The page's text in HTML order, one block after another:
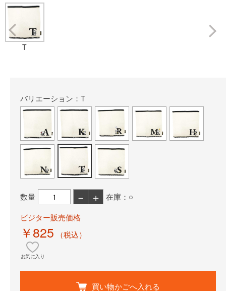
T
Prev
バリエーション：T
数量 － ＋
在庫：○
ビジター販売価格
￥825 （税込）
お気に入り
買い物かごへ入れる